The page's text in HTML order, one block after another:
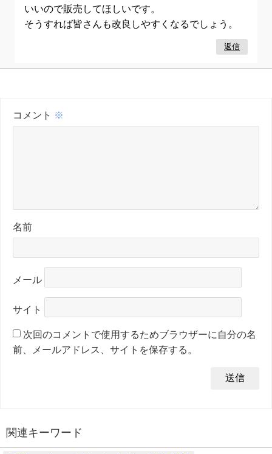
いいので販売してほしいです。
そうすれば皆さんも改良しやすくなるでしょう。
返信
コメント ※
名前
メール
サイト
次回のコメントで使用するためブラウザーに自分の名
前、メールアドレス、サイトを保存する。
関連キーワード